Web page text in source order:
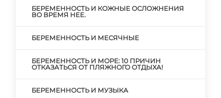
БЕРЕМЕННОСТЬ И КОЖНЫЕ ОСЛОЖНЕНИЯ
ВО ВРЕМЯ НЕЕ.
БЕРЕМЕННОСТЬ И МЕСЯЧНЫЕ
БЕРЕМЕННОСТЬ И МОРЕ: 10 ПРИЧИН
ОТКАЗАТЬСЯ ОТ ПЛЯЖНОГО ОТДЫХА!
БЕРЕМЕННОСТЬ И МУЗЫКА